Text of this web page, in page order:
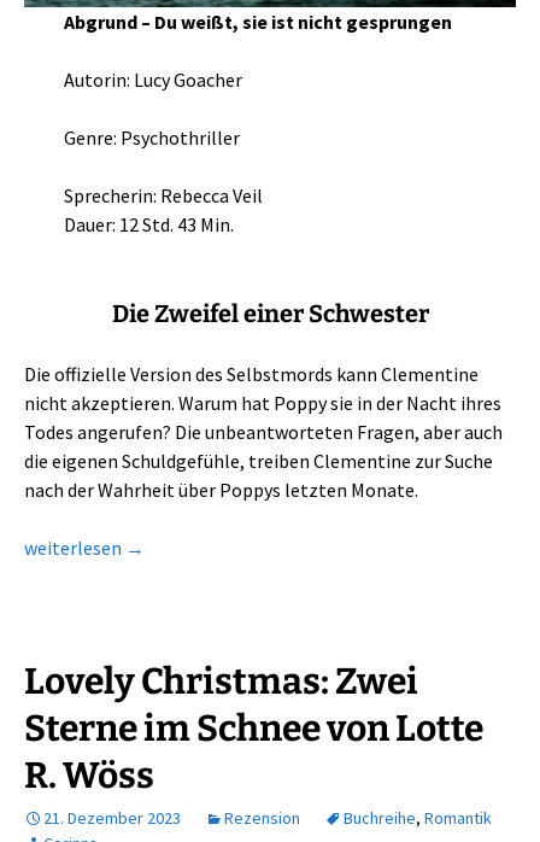
Abgrund – Du weißt, sie ist nicht gesprungen
Autorin: Lucy Goacher
Genre: Psychothriller
Sprecherin: Rebecca Veil
Dauer: 12 Std. 43 Min.
Die Zweifel einer Schwester
Die offizielle Version des Selbstmords kann Clementine
nicht akzeptieren. Warum hat Poppy sie in der Nacht ihres
Todes angerufen? Die unbeantworteten Fragen, aber auch
die eigenen Schuldgefühle, treiben Clementine zur Suche
nach der Wahrheit über Poppys letzten Monate.
Abgrund: beklemmender Thriller
weiterlesen →
Lovely Christmas: Zwei
Sterne im Schnee von Lotte
R. Wöss
21. Dezember 2023 Rezension Buchreihe, Romantik